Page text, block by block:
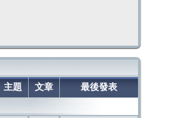
主題 文章
最後發表